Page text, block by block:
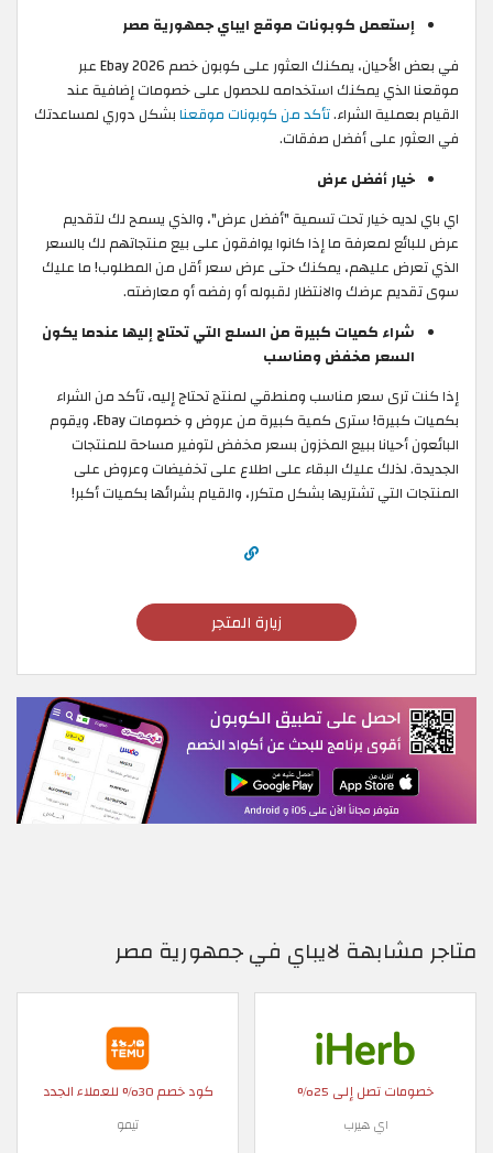
إستعمل كوبونات موقع ايباي جمهورية مصر
في بعض الأحيان، يمكنك العثور على كوبون خصم Ebay 2026 عبر
موقعنا الذي يمكنك استخدامه للحصول على خصومات إضافية عند
القيام بعملية الشراء.تأكد من كوبونات موقعنابشكل دوري لمساعدتك
في العثور على أفضل صفقات.
خيار أفضل عرض
اي باي لديه خيار تحت تسمية "أفضل عرض"، والذي يسمح لك لتقديم
عرض للبائع لمعرفة ما إذا كانوا يوافقون على بيع منتجاتهم لك بالسعر
الذي تعرض عليهم، يمكنك حتى عرض سعر أقل من المطلوب! ما عليك
سوى تقديم عرضك والانتظار لقبوله أو رفضه أو معارضته.
شراء كميات كبيرة من السلع التي تحتاج إليها عندما يكون
السعر مخفض ومناسب
إذا كنت ترى سعر مناسب ومنطقي لمنتج تحتاج إليه، تأكد من الشراء
بكميات كبيرة! سترى كمية كبيرة من عروض و خصومات Ebay، ويقوم
البائعون أحيانا ببيع المخزون بسعر مخفض لتوفير مساحة للمنتجات
الجديدة. لذلك عليك البقاء على اطلاع على تخفيضات وعروض على
المنتجات التي تشتريها بشكل متكرر، والقيام بشرائها بكميات أكبر!
زيارة المتجر
متاجر مشابهة لايباي في جمهورية مصر
خصومات تصل إلى 25%
اي هيرب
كود خصم 30% للعملاء الجدد
تيمو